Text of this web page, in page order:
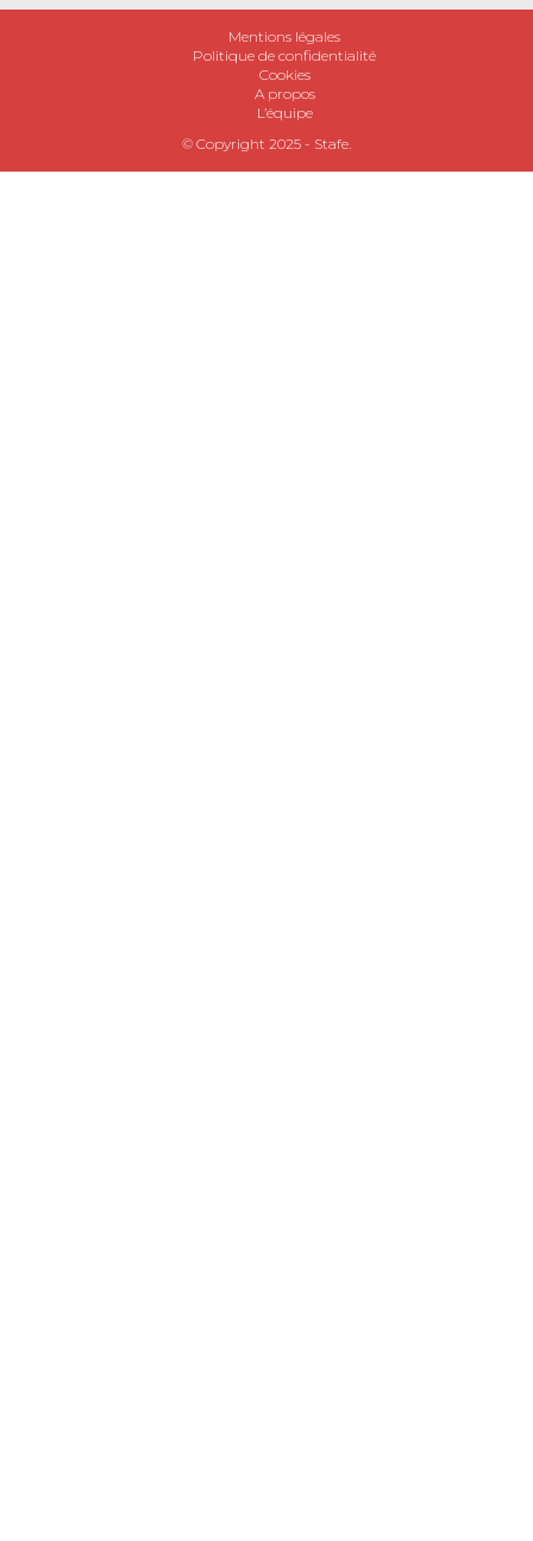
© Copyright 2025 - Stafe
Mentions légales
Politique de confidentialité
Cookies
A propos
L’équipe